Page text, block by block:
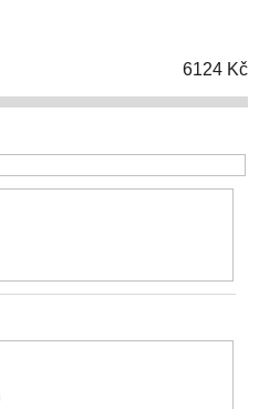
6124 Kč